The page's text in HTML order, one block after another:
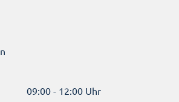
09:00 - 12:00 Uhr